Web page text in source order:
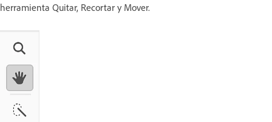
herramienta Quitar, Recortar y Mover.